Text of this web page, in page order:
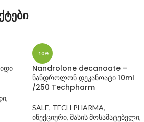
,
-10%
Nandrolone decanoate –
ნანდროლონ დეკანოატი 10ml
/250 Techpharm
SALE, TECH PHARMA,
ინექციური, მასის მოსამატებელი,